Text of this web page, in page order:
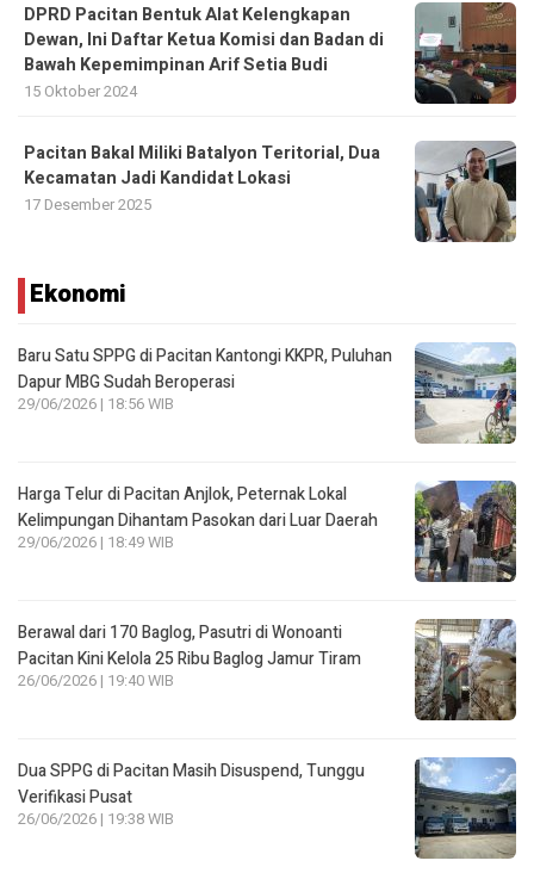
DPRD Pacitan Bentuk Alat Kelengkapan
Dewan, Ini Daftar Ketua Komisi dan Badan di
Bawah Kepemimpinan Arif Setia Budi
15 Oktober 2024
Pacitan Bakal Miliki Batalyon Teritorial, Dua
Kecamatan Jadi Kandidat Lokasi
17 Desember 2025
Ekonomi
Baru Satu SPPG di Pacitan Kantongi KKPR, Puluhan
Dapur MBG Sudah Beroperasi
29/06/2026 | 18:56 WIB
Harga Telur di Pacitan Anjlok, Peternak Lokal
Kelimpungan Dihantam Pasokan dari Luar Daerah
29/06/2026 | 18:49 WIB
Berawal dari 170 Baglog, Pasutri di Wonoanti
Pacitan Kini Kelola 25 Ribu Baglog Jamur Tiram
26/06/2026 | 19:40 WIB
Dua SPPG di Pacitan Masih Disuspend, Tunggu
Verifikasi Pusat
26/06/2026 | 19:38 WIB